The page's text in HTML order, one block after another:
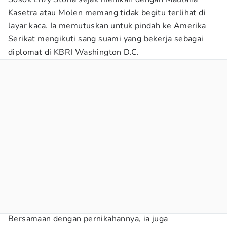
Kasetra atau Molen memang tidak begitu terlihat di
layar kaca. Ia memutuskan untuk pindah ke Amerika
Serikat mengikuti sang suami yang bekerja sebagai
diplomat di KBRI Washington D.C.
Bersamaan dengan pernikahannya, ia juga